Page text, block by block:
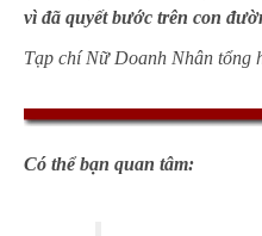
vì đã quyết bước trên con
Tạp chí Nữ Doanh Nhân tổng
Có thể bạn quan tâm: